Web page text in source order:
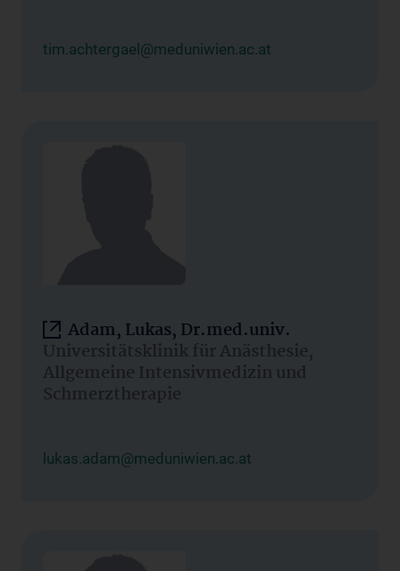
tim.achtergael@meduniwien.ac.at
Adam, Lukas, Dr.med.univ.
Universitätsklinik für Anästhesie,
Allgemeine Intensivmedizin und
Schmerztherapie
lukas.adam@meduniwien.ac.at